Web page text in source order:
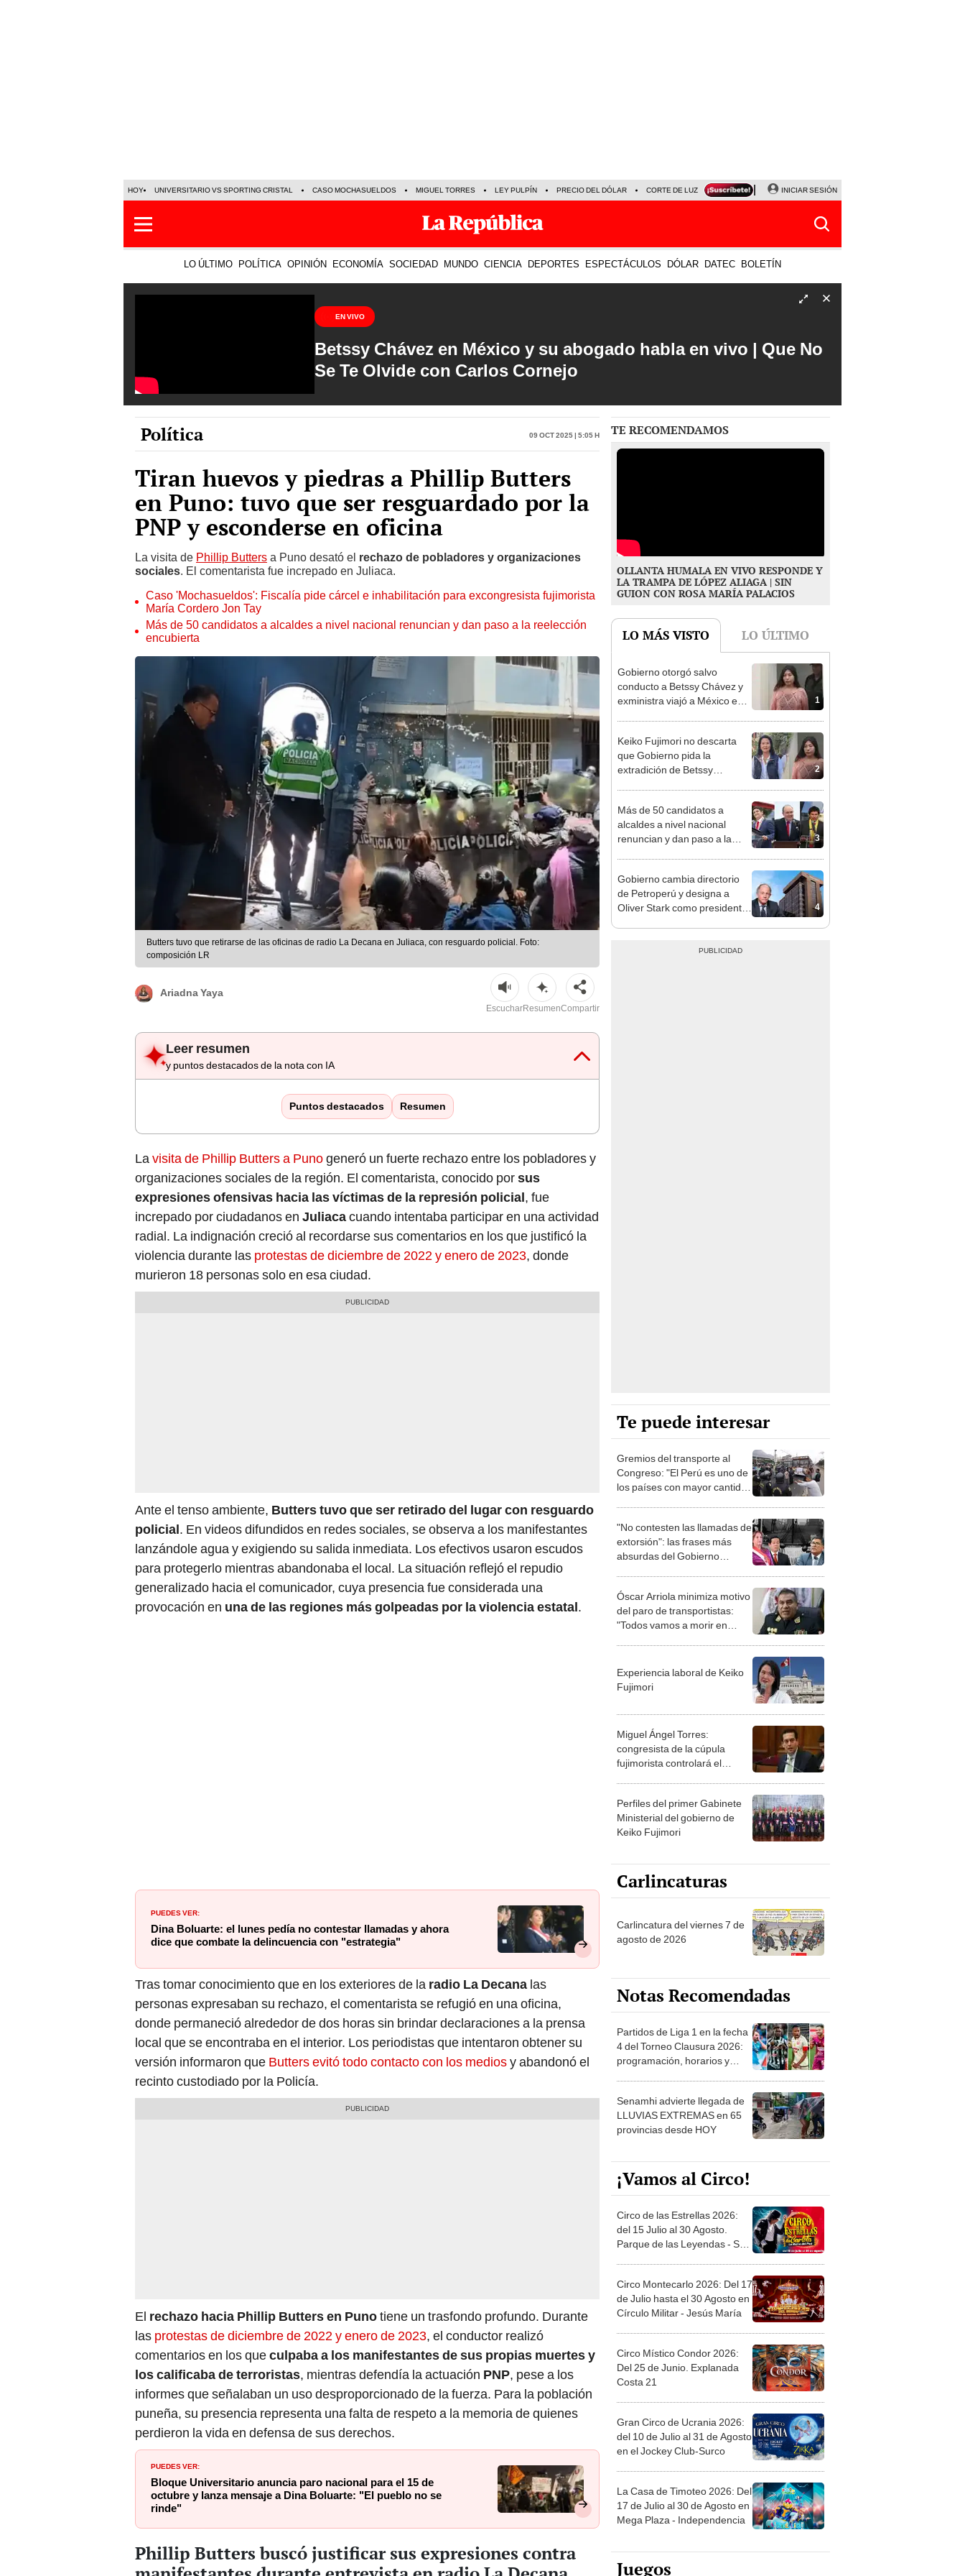
HOY UNIVERSITARIO VS SPORTING CRISTAL CASO MOCHASUELDOS MIGUEL TORRES LEY PULPÍN PRECIO DEL DÓLAR CORTE DE LUZ VIERNES 7 DE AGOSTO ALBERTO BENAVIDES
INICIAR SESIÓN
LO ÚLTIMO POLÍTICA OPINIÓN ECONOMÍA SOCIEDAD MUNDO CIENCIA DEPORTES ESPECTÁCULOS DÓLAR DATEC BOLETÍN
EN VIVO
Betssy Chávez en México y su abogado habla en vivo | Que No
Se Te Olvide con Carlos Cornejo
Política 09 Oct 2025 | 5:05 h
Tiran huevos y piedras a Phillip Butters
en Puno: tuvo que ser resguardado por la
PNP y esconderse en oficina
La visita de Phillip Butters a Puno desató el rechazo de pobladores y organizaciones
sociales. El comentarista fue increpado en Juliaca.
Caso 'Mochasueldos': Fiscalía pide cárcel e inhabilitación para excongresista fujimorista
María Cordero Jon Tay
Más de 50 candidatos a alcaldes a nivel nacional renuncian y dan paso a la reelección
encubierta
Butters tuvo que retirarse de las oficinas de radio La Decana en Juliaca, con resguardo policial. Foto:
composición LR
Ariadna Yaya
EscucharResumenCompartir
Leer resumen
y puntos destacados de la nota con IA
Puntos destacados Resumen
La visita de Phillip Butters a Punogeneró un fuerte rechazo entre los pobladores y
organizaciones sociales de la región. El comentarista, conocido porsus
expresiones ofensivas hacia las víctimas de la represión policial, fue
increpado por ciudadanos en Juliacacuando intentaba participar en una actividad
radial. La indignación creció al recordarse sus comentarios en los que justificó la
violencia durante las protestas de diciembre de 2022 y enero de 2023, donde
murieron 18 personas solo en esa ciudad.
Ante el tenso ambiente, Butters tuvo que ser retirado del lugar con resguardo
policial. En videos difundidos en redes sociales, se observa a los manifestantes
lanzándole agua y exigiendo su salida inmediata. Los efectivos usaron escudos
para protegerlo mientras abandonaba el local. La situación reflejó el repudio
generalizado hacia el comunicador, cuya presencia fue considerada una
provocación en una de las regiones más golpeadas por la violencia estatal.
PUEDES VER:
Dina Boluarte: el lunes pedía no contestar llamadas y ahora
dice que combate la delincuencia con "estrategia"
Tras tomar conocimiento que en los exteriores de la radio La Decana las
personas expresaban su rechazo, el comentarista se refugió en una oficina,
donde permaneció alrededor de dos horas sin brindar declaraciones a la prensa
local que se encontraba en el interior. Los periodistas que intentaron obtener su
versión informaron que Butters evitó todo contacto con los mediosy abandonó el
recinto custodiado por la Policía.
El rechazo hacia Phillip Butters en Punotiene un trasfondo profundo. Durante
las protestas de diciembre de 2022 y enero de 2023, el conductor realizó
comentarios en los queculpaba a los manifestantes de sus propias muertes y
los calificaba de terroristas, mientras defendía la actuación PNP, pese a los
informes que señalaban un uso desproporcionado de la fuerza. Para la población
puneña, su presencia representa una falta de respeto a la memoria de quienes
perdieron la vida en defensa de sus derechos.
PUEDES VER:
Bloque Universitario anuncia paro nacional para el 15 de
octubre y lanza mensaje a Dina Boluarte: "El pueblo no se
rinde"
Phillip Butters buscó justificar sus expresiones contra
TE RECOMENDAMOS
OLLANTA HUMALA EN VIVO RESPONDE Y
LA TRAMPA DE LÓPEZ ALIAGA | SIN
GUION CON ROSA MARÍA PALACIOS
LO MÁS VISTO LO ÚLTIMO
1
Gobierno otorgó salvo
conducto a Betssy Chávez y
exministra viajó a México en
2
Keiko Fujimori no descarta
que Gobierno pida la
extradición de Betssy
3
Más de 50 candidatos a
alcaldes a nivel nacional
renuncian y dan paso a la
4
Gobierno cambia directorio
de Petroperú y designa a
Oliver Stark como presidente
Te puede interesar
Gremios del transporte al
Congreso: "El Perú es uno de
los países con mayor cantidad
"No contesten las llamadas de
extorsión": las frases más
absurdas del Gobierno
Óscar Arriola minimiza motivo
del paro de transportistas:
"Todos vamos a morir en
Experiencia laboral de Keiko
Fujimori
Miguel Ángel Torres:
congresista de la cúpula
fujimorista controlará el
Perfiles del primer Gabinete
Ministerial del gobierno de
Keiko Fujimori
Carlincaturas
Carlincatura del viernes 7 de
agosto de 2026
Notas Recomendadas
Partidos de Liga 1 en la fecha
4 del Torneo Clausura 2026:
programación, horarios y
Senamhi advierte llegada de
LLUVIAS EXTREMAS en 65
provincias desde HOY
¡Vamos al Circo!
Circo de las Estrellas 2026:
del 15 Julio al 30 Agosto.
Parque de las Leyendas - San
Circo Montecarlo 2026: Del 17
de Julio hasta el 30 Agosto en
Círculo Militar - Jesús María
Circo Místico Condor 2026:
Del 25 de Junio. Explanada
Costa 21
Gran Circo de Ucrania 2026:
del 10 de Julio al 31 de Agosto
en el Jockey Club-Surco
La Casa de Timoteo 2026: Del
17 de Julio al 30 de Agosto en
Mega Plaza - Independencia
Juegos